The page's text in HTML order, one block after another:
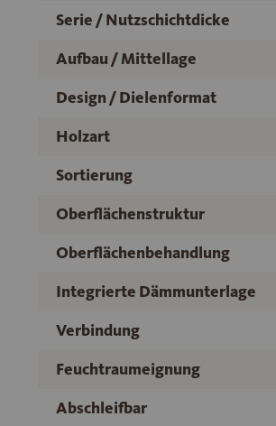
Serie / Nutzschichtdicke
Aufbau / Mittellage
Design / Dielenformat
Holzart
Sortierung
Oberflächenstruktur
Oberflächenbehandlung
Integrierte Dämmunterlage
Verbindung
Feuchtraumeignung
Abschleifbar